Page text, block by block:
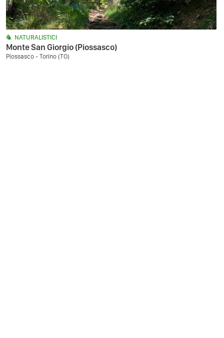
NATURALISTICI
Monte San Giorgio (Piossasco)
Piossasco - Torino (TO)